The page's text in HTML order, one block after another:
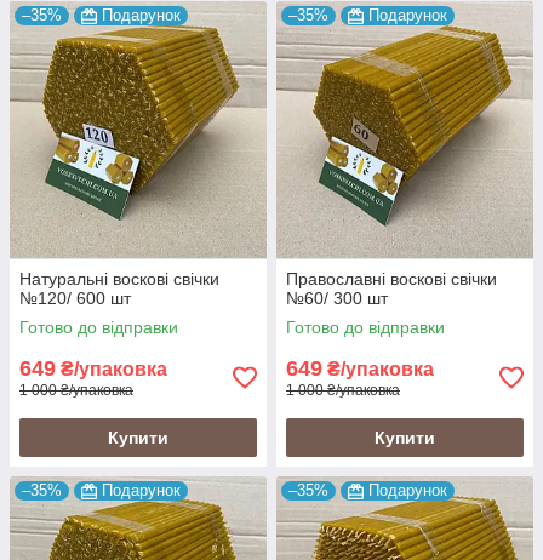
–35% Подарунок
Натуральні воскові свічки
№120/ 600 шт
Готово до відправки
649 ₴/упаковка
1 000 ₴/упаковка
Купити
–35% Подарунок
Православні воскові свічки
№60/ 300 шт
Готово до відправки
649 ₴/упаковка
1 000 ₴/упаковка
Купити
–35% Подарунок –35% Подарунок